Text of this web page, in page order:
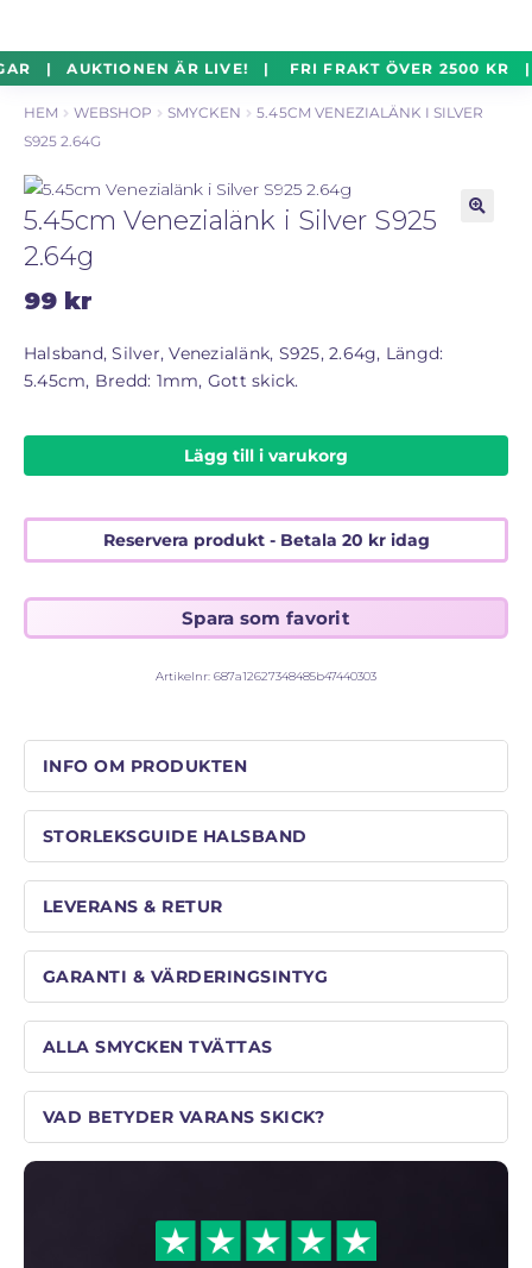
Hoppa
till
navigering
Hoppa
till
innehåll
AUKTIONEN ÄR LIVE! | FRI FRAKT ÖVER
Silverföremål
Mynt
Parti
Mitt Konto
STORLEKSGUIDE FÖR RINGAR
HEM WEBSHOP SMYCKEN
5.45CM VENEZIALÄNK I SILVER
S925 2.64G
5.45cm Venezialänk i Silver S925
2.64g
99 kr
Halsband, Silver, Venezialänk, S925, 2.64g, Längd:
5.45cm, Bredd: 1mm, Gott skick.
Lägg till i varukorg
Reservera produkt - Betala 20 kridag
Artikelnr: 687a12627348485b47440303
INFO OM PRODUKTEN
STORLEKSGUIDE HALSBAND
LEVERANS & RETUR
GARANTI & VÄRDERINGSINTYG
ALLA SMYCKEN TVÄTTAS
VAD BETYDER VARANS SKICK?